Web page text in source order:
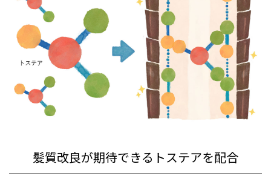
髪質改良が期待できるトステアを配合